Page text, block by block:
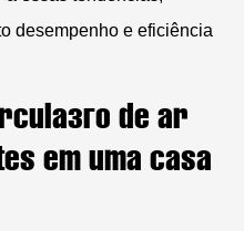
desempenho e eficiência
de ar
em uma casa